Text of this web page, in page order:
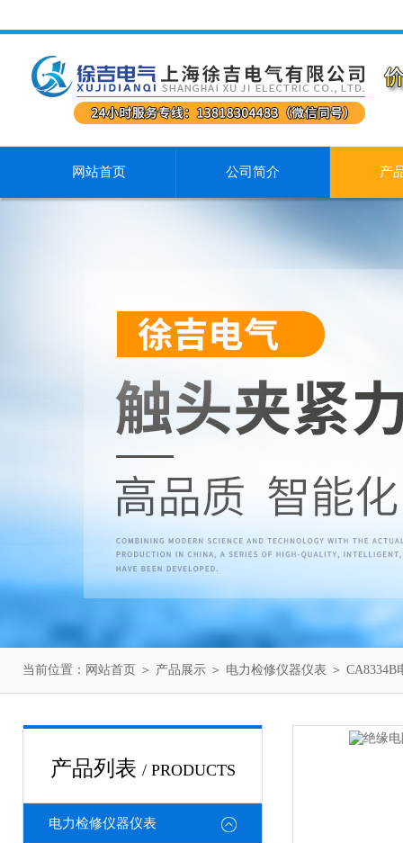
网站首页 公司简介 产
当前位置： 网站首页 ＞ 产品展示 ＞ 电力检修仪器仪表 ＞ CA8334B
产品列表 / PRODUCTS
电力检修仪器仪表